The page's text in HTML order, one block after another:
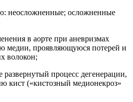
неосложненные; осложненные
в аорте при аневризмах
медии, проявляющуюся потерей и
волокон;
процесс дегенерации,
кист («кистозный медионекроз»